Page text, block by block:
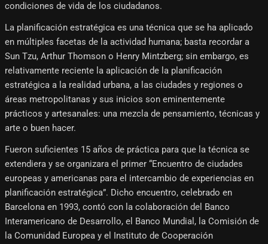
condiciones de vida de los ciudadanos.
La planificación estratégica es una técnica que se ha aplicado
en múltiples facetas de la actividad humana; basta recordar a
Sun Tzu, Arthur Thomson o Henry Mintzberg; sin embargo, es
relativamente reciente la aplicación de la planificación
estratégica a la realidad urbana, a las ciudades y regiones o
áreas metropolitanas y sus inicios son eminentemente
prácticos y artesanales: una mezcla de pensamiento, técnicas y
arte o buen hacer.
Fueron suficientes 15 años de práctica para que la técnica se
extendiera y se organizara el primer “Encuentro de ciudades
europeas y americanas para el intercambio de experiencias en
planificación estratégica”. Dicho encuentro, celebrado en
Barcelona en 1993, contó con la colaboración del Banco
Interamericano de Desarrollo, el Banco Mundial, la Comisión de
la Comunidad Europea y el Instituto de Cooperación